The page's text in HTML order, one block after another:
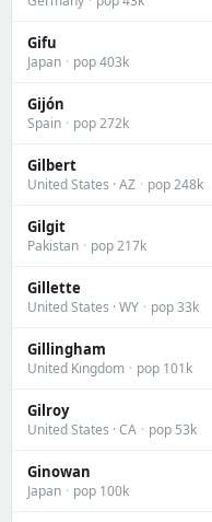
Gifu
Japan · pop 403k
Gijón
Spain · pop 272k
Gilbert
United States · AZ · pop 248k
Gilgit
Pakistan · pop 217k
Gillette
United States · WY · pop 33k
Gillingham
United Kingdom · pop 101k
Gilroy
United States · CA · pop 53k
Ginowan
Japan · pop 100k